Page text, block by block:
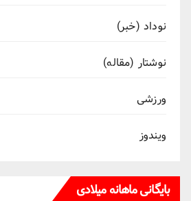
نوداد (خبر)
نوشتار (مقاله)
ورزشی
ویندوز
بایگانی ماهانه میلادی